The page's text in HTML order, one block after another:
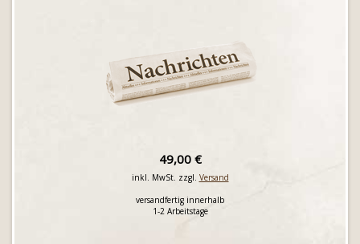
49,00 €
inkl. MwSt. zzgl. Versand
versandfertig innerhalb
1-2 Arbeitstage